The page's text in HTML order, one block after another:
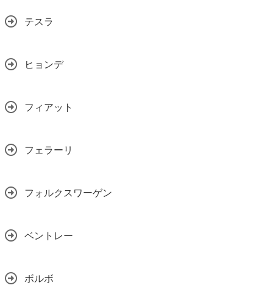
テスラ
ヒョンデ
フィアット
フェラーリ
フォルクスワーゲン
ベントレー
ボルボ